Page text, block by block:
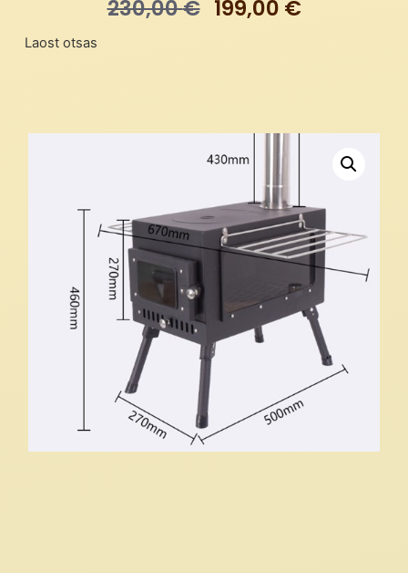
230,00€ 199,00 €
Laost otsas